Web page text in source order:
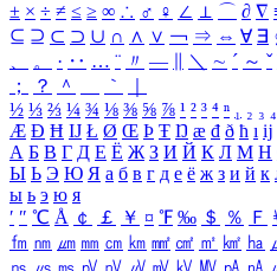
± × ÷ ≠ ≤ ≥ ∞ ∴ ♂ ♀ ∠ ⊥ ⌒ ∂ ∇
⊆ ⊇ ⊂ ⊃ ∪ ∩ ∧ ∨ ￢ ⇒ ⇔ ∀ ∃
、
。 · ‥ … ¨ 〃 ― ＼ ∼ ´ ～ ˇ
；
？ ＾ ｀
½ ⅓ ⅔ ¼ ¾ ⅛ ⅜ ⅝ ⅞ ¹ ² ³ ⁴ ⁿ ₁ ₂ ₃ ₄
Æ Ð Ħ Ĳ Ł Ø Œ Þ Ŧ Ŋ æ đ ð ħ ı ĳ
А Б В Г Д Е Ё Ж З И Й К Л М Н
Ы Ь Э Ю Я а б в г д е ё ж з и й к
ы ь э ю я
′ ″ ℃ Å ￠ ￡ ￥ ¤ ℉ ‰ ＄ ％ Ｆ
㎙ ㎚ ㎛ ㎜ ㎝ ㎞ ㎟ ㎠ ㎡ ㎢ ㏊